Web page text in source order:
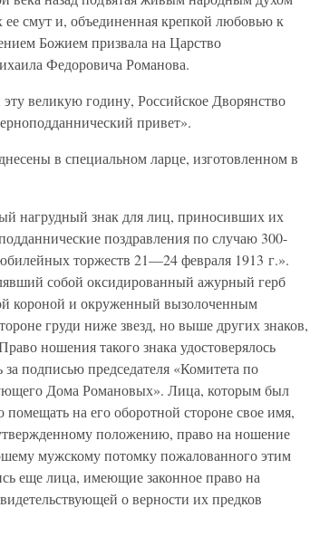
ее смут и, объединенная крепкой любовью к
Божием призвала на Царство
Федоровича Романова.
великую годину, Российское Дворянство
привет».
в специальном ларце, изготовленном в
нагрудный знак для лиц, приносивших их
поздравления по случаю 300-
торжеств 21—24 февраля 1913 г.».
собой оксидированный ажурный герб
короной и окруженный вызолоченным
груди ниже звезд, но выше других знаков,
ношения такого знака удостоверялось
подписью председателя «Комитета по
Дома Романовых». Лица, которым был
на его оборотной стороне свое имя,
положению, право на ношение
мужскому потомку пожалованного этим
еще лица, имеющие законное право на
о верности их предков